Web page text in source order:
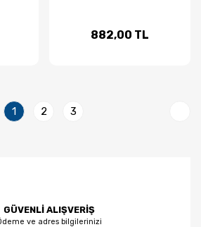
882,00 TL
1 2 3
GÜVENLİ ALIŞVERİŞ
ve adres bilgilerinizi